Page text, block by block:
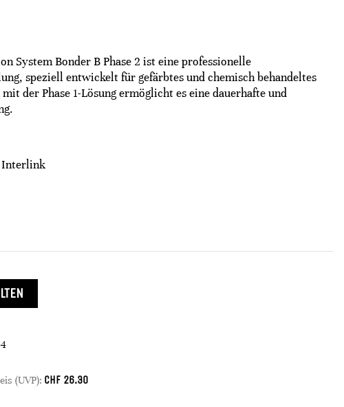
System Bonder B Phase 2 ist eine professionelle
speziell entwickelt für gefärbtes und chemisch behandeltes
der Phase 1-Lösung ermöglicht es eine dauerhafte und
Interlink
(UVP): CHF 26.30